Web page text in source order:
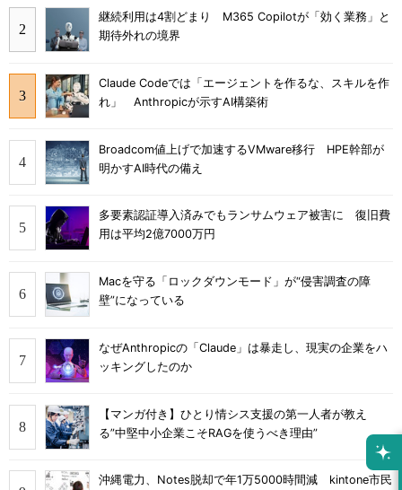
継続利用は4割どまり M365 Copilotが「効く業務」と
期待外れの境界
Claude Codeでは「エージェントを作るな、スキルを作
れ」 Anthropicが示すAI構築術
Broadcom値上げで加速するVMware移行 HPE幹部が
明かすAI時代の備え
多要素認証導入済みでもランサムウェア被害に 復旧費
用は平均2億7000万円
Macを守る「ロックダウンモード」が“侵害調査の障
壁”になっている
なぜAnthropicの「Claude」は暴走し、現実の企業をハ
ッキングしたのか
【マンガ付き】ひとり情シス支援の第一人者が教え
る”中堅中小企業こそRAGを使うべき理由”
沖縄電力、Notes脱却で年1万5000時間減 kintone市民